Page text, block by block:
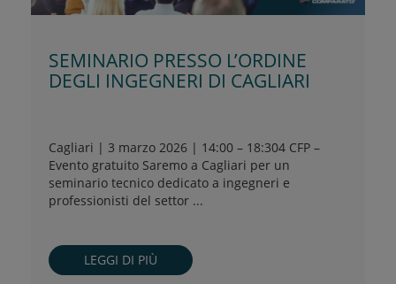
SEMINARIO PRESSO L’ORDINE
DEGLI INGEGNERI DI CAGLIARI
Cagliari | 3 marzo 2026 | 14:00 – 18:304 CFP –
Evento gratuito Saremo a Cagliari per un
seminario tecnico dedicato a ingegneri e
professionisti del settor ...
LEGGI DI PIÙ